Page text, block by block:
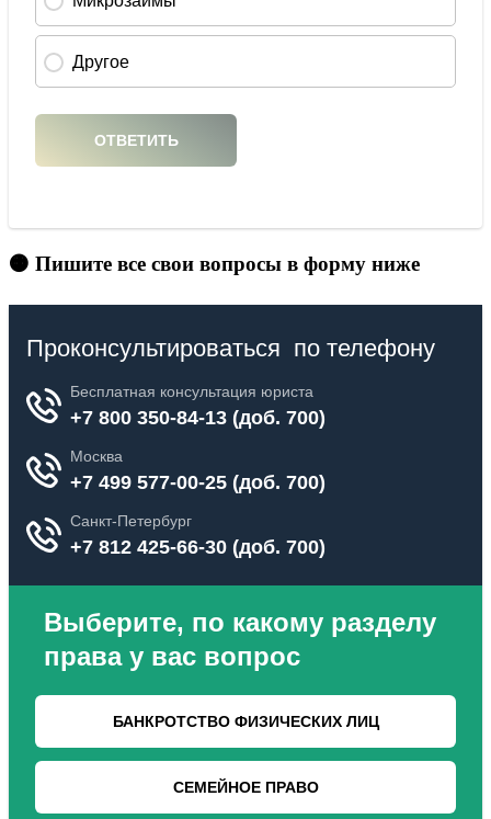
🟠 Пишите все свои вопросы в форму ниже